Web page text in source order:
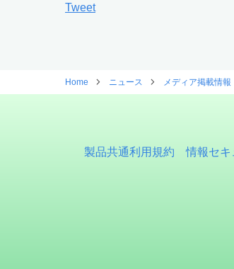
Tweet
Home ニュース メディア掲載情報
製品共通利用規約 情報セキ